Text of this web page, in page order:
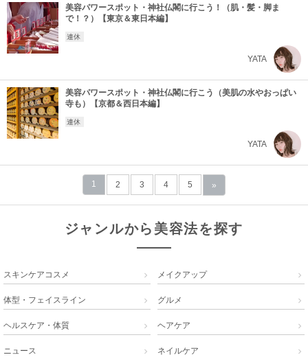
美容パワースポット・神社仏閣に行こう！（肌・髪・脚ま
で！？）【東京＆東日本編】
連休
YATA
美容パワースポット・神社仏閣に行こう（美肌の水やおっぱい
寺も）【京都＆西日本編】
連休
YATA
1 2 3 4 5 »
ジャンルから美容法を探す
スキンケアコスメ  メイクアップ 
体型・フェイスライン  グルメ 
ヘルスケア・体質  ヘアケア 
ニュース  ネイルケア 